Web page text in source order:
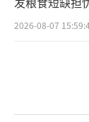
2026-08-07